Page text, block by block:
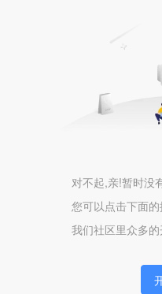
对不起,亲!暂时没
您可以点击下面
我们社区里众多